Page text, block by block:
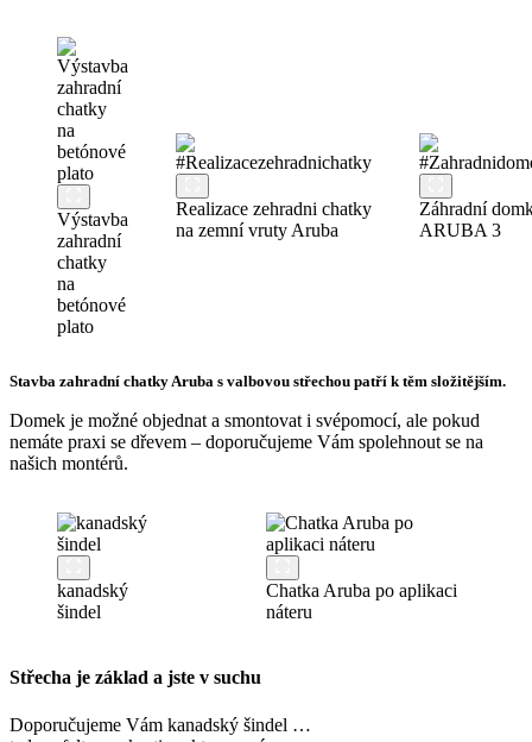
Výstavba
zahradní
chatky
na
betónové
plato
Realizace zehradni chatky
na zemní vruty Aruba
Záhradní
ARUBA 3
Stavba zahradní chatky Aruba s valbovou střechou patří k těm složitějším.
Domek je možné objednat a smontovat i svépomocí, ale pokud
nemáte praxi se dřevem – doporučujeme Vám spolehnout se na
našich montérů.
kanadský
šindel
Chatka Aruba po aplikaci
náteru
Střecha je základ a jste v suchu
Doporučujeme Vám kanadský šindel …